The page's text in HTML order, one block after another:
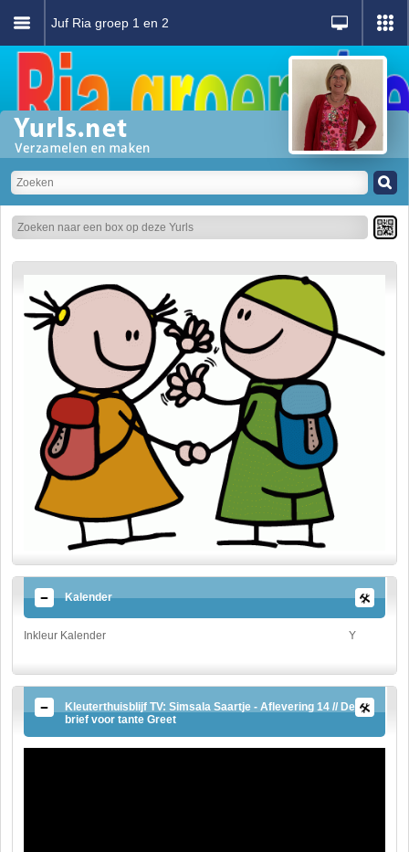
Juf Ria groep 1 en 2
Kalender
Inkleur Kalender Y
Kleuterthuisblijf TV: Simsala Saartje - Aflevering 14 // De
brief voor tante Greet